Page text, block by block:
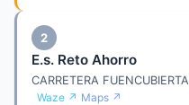
2
E.s. Reto Ahorro
CARRETERA
Waze ↗ Maps ↗